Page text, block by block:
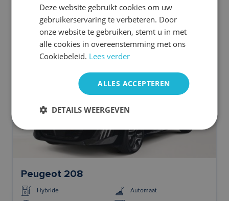
over, neem dan even contact met ons op. We helpen je graag!
Meer Peugeot occasions
Peugeot 208
Hybride Automaat
Deze website gebruikt cookies om uw
gebruikerservaring te verbeteren. Door
onze website te gebruiken, stemt u in met
alle cookies in overeenstemming met ons
Cookiebeleid. Lees verder
ALLES ACCEPTEREN
DETAILS WEERGEVEN